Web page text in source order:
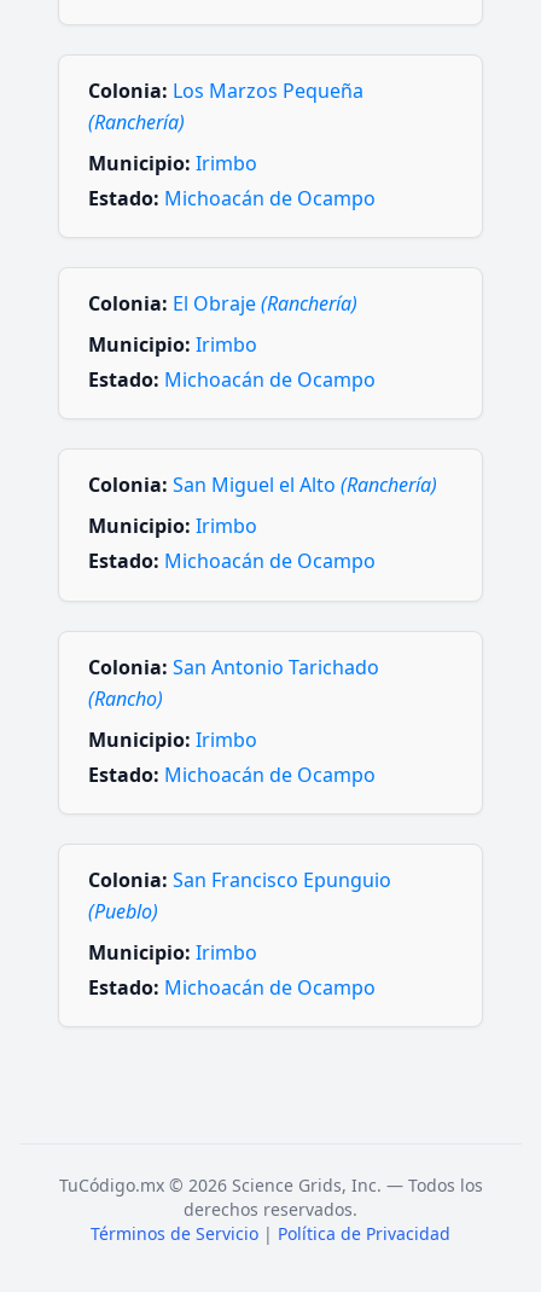
Colonia: Los Marzos Pequeña
(Ranchería)
Municipio: Irimbo
Estado: Michoacán de Ocampo
Colonia: El Obraje(Ranchería)
Municipio: Irimbo
Estado: Michoacán de Ocampo
Colonia: San Miguel el Alto (Ranchería)
Municipio: Irimbo
Estado: Michoacán de Ocampo
Colonia: San Antonio Tarichado
(Rancho)
Municipio: Irimbo
Estado: Michoacán de Ocampo
Colonia: San Francisco Epunguio
(Pueblo)
Municipio: Irimbo
Estado: Michoacán de Ocampo
TuCódigo.mx © 2026 Science Grids, Inc. — Todos los
derechos reservados.
Términos de Servicio | Política de Privacidad